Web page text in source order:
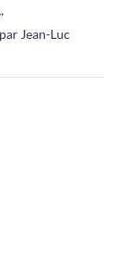
Jean-Luc